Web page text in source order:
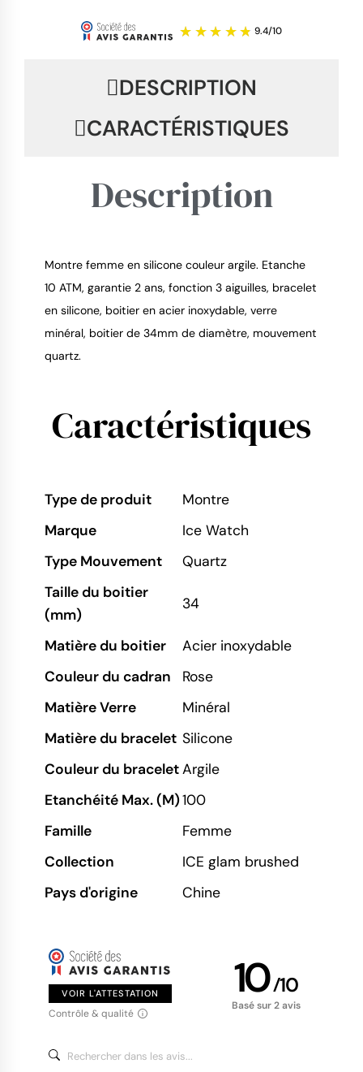
9.4/
DESCRIPTION
CARACTÉRISTIQUES
Description
Montre femme en silicone couleur argile. Etanche
10 ATM, garantie 2 ans, fonction 3 aiguilles, bracelet
en silicone, boitier en acier inoxydable, verre
minéral, boitier de 34mm de diamètre, mouvement
quartz.
Caractéristiques
Type de produit
Montre
Marque
Ice Watch
Type Mouvement
Quartz
Taille du boitier
(mm)
34
Matière du boitier
Acier inoxydable
Couleur du cadran
Rose
Matière Verre
Minéral
Matière du bracelet Silicone
Couleur du braceletArgile
Etanchéité Max. (M)100
Famille
Femme
Collection
ICE glam brushed
Pays d'origine
Chine
VOIR L'ATTESTATION
Contrôle & qualité
10/10
Basé sur 2 avis